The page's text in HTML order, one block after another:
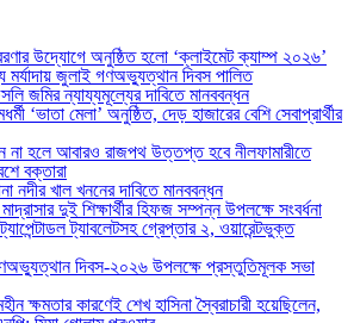
উদ্যোগে অনুষ্ঠিত হলো ‘ক্লাইমেট ক্যাম্প ২০২৬’
মর্যাদায় জুলাই গণঅভ্যুত্থান দিবস পালিত
জমির ন্যায্যমূল্যের দাবিতে মানববন্ধন
‘ভাতা মেলা’ অনুষ্ঠিত, দেড় হাজারের বেশি সেবাপ্রার্থীর
না হলে আবারও রাজপথ উত্তপ্ত হবে নীলফামারীতে
বক্তারা
নদীর খাল খননের দাবিতে মানববন্ধন
দুই শিক্ষার্থীর হিফজ সম্পন্ন উপলক্ষে সংবর্ধনা
ট্যাবলেটসহ গ্রেপ্তার ২, ওয়ারেন্টভুক্ত
দিবস-২০২৬ উপলক্ষে প্রস্তুতিমূলক সভা
ক্ষমতার কারণেই শেখ হাসিনা স্বৈরাচারী হয়েছিলেন,